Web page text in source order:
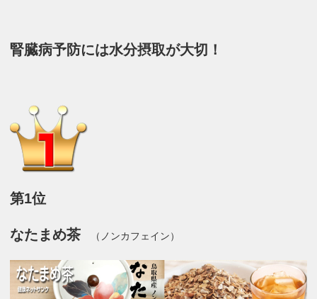
腎臓病予防には水分摂取が大切！
第1位
なたまめ茶 （ノンカフェイン）